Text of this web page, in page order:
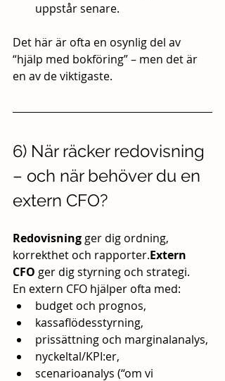
uppstår senare.
Det här är ofta en osynlig del av
“hjälp med bokföring” – men det är
en av de viktigaste.
6) När räcker redovisning
– och när behöver du en
extern CFO?
Redovisning ger dig ordning,
korrekthet och rapporter.Extern
CFO ger dig styrning och strategi.
En extern CFO hjälper ofta med:
budget och prognos,
kassaflödesstyrning,
prissättning och marginalanalys,
nyckeltal/KPI:er,
scenarioanalys (“om vi